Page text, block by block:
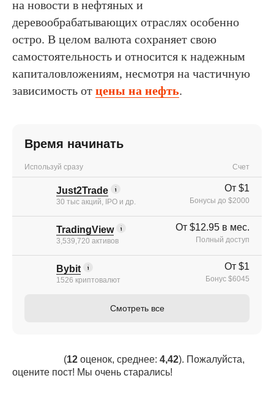
на новости в нефтяных и
деревообрабатывающих отраслях особенно
остро. В целом валюта сохраняет свою
самостоятельность и относится к надежным
капиталовложениям, несмотря на частичную
зависимость от цены на нефть.
Время начинать
Используй сразу Счет
Just2Trade
30 тыс акций, IPO и др.
От $1
Бонусы до $2000
TradingView
3,539,720 активов
От $12.95 в мес.
Полный доступ
Bybit
1526 криптовалют
От $1
Бонус $6045
Смотреть все
(12 оценок, среднее: 4,42). Пожалуйста,
оцените пост! Мы очень старались!